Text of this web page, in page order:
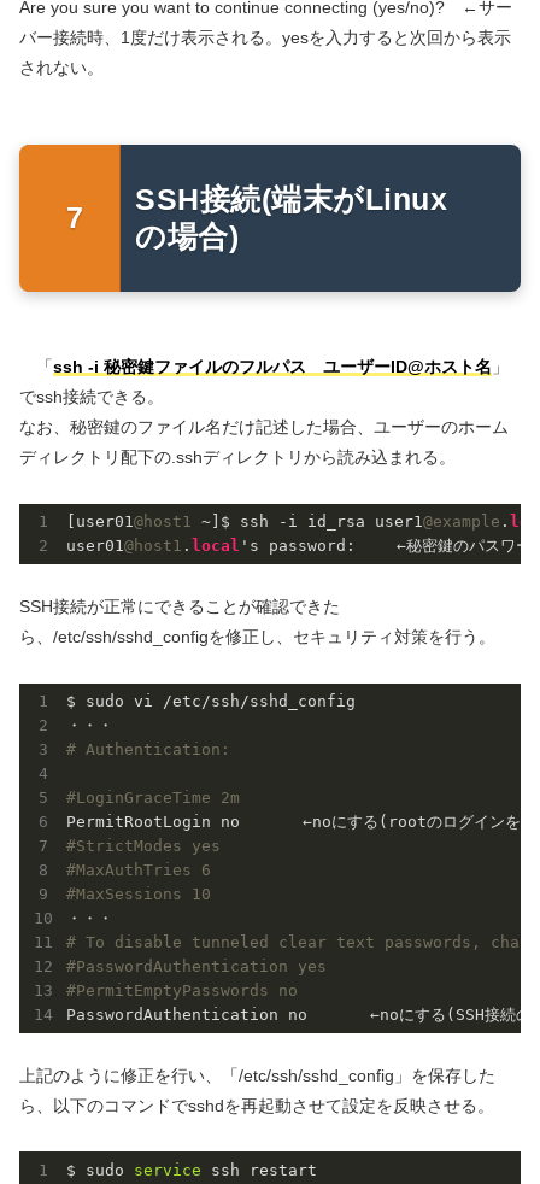
Are you sure you want to continue connecting (yes/no)? ←サー
バー接続時、1度だけ表示される。yesを入力すると次回から表示
されない。
SSH接続(端末がLinux
の場合)
「ssh -i 秘密鍵ファイルのフルパス ユーザーID@ホスト名 」
でssh接続できる。
なお、秘密鍵のファイル名だけ記述した場合、ユーザーのホーム
ディレクトリ配下の.sshディレクトリから読み込まれる。
[user01 @host1 ~]$ ssh -i id_rsa user1 @example .
user01 @host1 . local 's password: 　　←秘密鍵のパスワー
SSH接続が正常にできることが確認できた
ら、/etc/ssh/sshd_configを修正し、セキュリティ対策を行う。
$ sudo vi /etc/ssh/sshd_config
# Authentication:
#LoginGraceTime 2m
#StrictModes yes
#MaxAuthTries 6
#MaxSessions 10
# To disable tunneled clear text passwords,
#PasswordAuthentication yes
#PermitEmptyPasswords no
PasswordAuthentication no　　　　←noにする(SSH接続の
上記のように修正を行い、「/etc/ssh/sshd_config」を保存した
ら、以下のコマンドでsshdを再起動させて設定を反映させる。
$ sudo service ssh restart